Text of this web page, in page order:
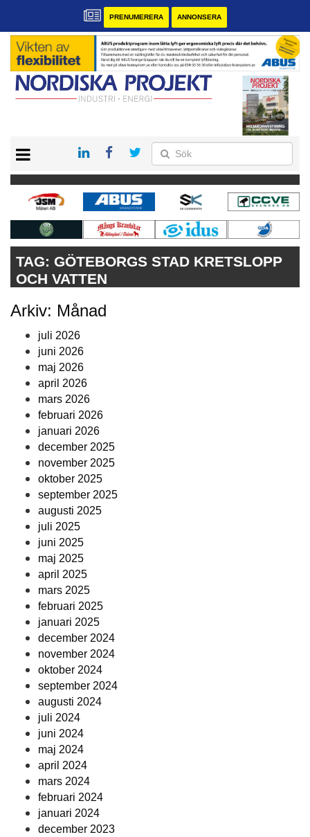
PRENUMERERA ANNONSERA
KONTAKT
VÅRA ANDRA MAGASIN
PRENUMERERA
ANNONSERA
TAG: GÖTEBORGS STAD KRETSLOPP
OCH VATTEN
Arkiv: Månad
juli 2026
juni 2026
maj 2026
april 2026
mars 2026
februari 2026
januari 2026
december 2025
november 2025
oktober 2025
september 2025
augusti 2025
juli 2025
juni 2025
maj 2025
april 2025
mars 2025
februari 2025
januari 2025
december 2024
november 2024
oktober 2024
september 2024
augusti 2024
juli 2024
juni 2024
maj 2024
april 2024
mars 2024
februari 2024
januari 2024
december 2023